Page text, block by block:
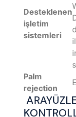
Desteklenen
işletim
sistemleri
Palm
rejection